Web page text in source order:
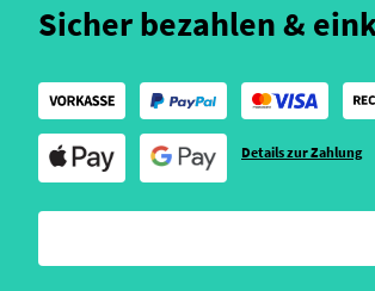
Sicher bezahlen &
Details zur Zahlung